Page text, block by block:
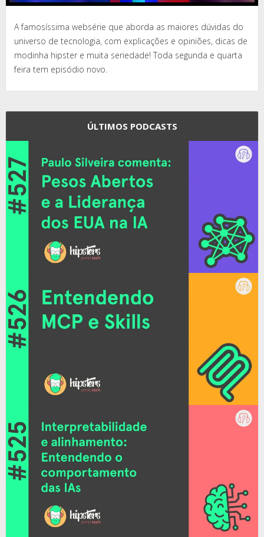
A famosíssima websérie que aborda as maiores dúvidas do
universo de tecnologia, com explicações e opiniões, dicas de
modinha hipster e muita seriedade! Toda segunda e quarta
feira tem episódio novo.
ÚLTIMOS PODCASTS